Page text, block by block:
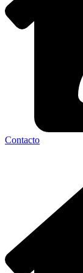
Contacto